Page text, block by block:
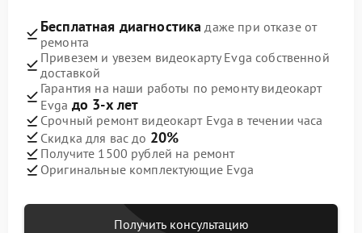
Бесплатная диагностика даже при отказе от
ремонта
Привезем и увезем видеокарту Evga собственной
доставкой
Гарантия на наши работы по ремонту видеокарт
Evga до 3-х лет
Срочный ремонт видеокарт Evga в течении часа
Скидка для вас до 20%
Получите 1500 рублей на ремонт
Оригинальные комплектующие Evga
Получить консультацию